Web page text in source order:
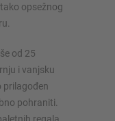
opsežnog
od 25
i vanjsku
prilagođen
pohraniti.